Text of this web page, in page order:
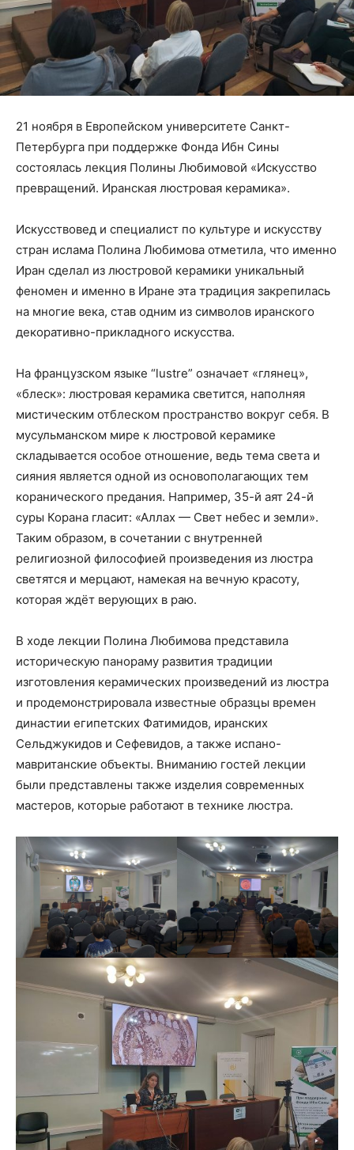
21 ноября в Европейском университете Санкт-
Петербурга при поддержке Фонда Ибн Сины
состоялась лекция Полины Любимовой «Искусство
превращений. Иранская люстровая керамика».
Искусствовед и специалист по культуре и искусству
стран ислама Полина Любимова отметила, что именно
Иран сделал из люстровой керамики уникальный
феномен и именно в Иране эта традиция закрепилась
на многие века, став одним из символов иранского
декоративно-прикладного искусства.
На французском языке “lustre” означает «глянец»,
«блеск»: люстровая керамика светится, наполняя
мистическим отблеском пространство вокруг себя. В
мусульманском мире к люстровой керамике
складывается особое отношение, ведь тема света и
сияния является одной из основополагающих тем
коранического предания. Например, 35-й аят 24-й
суры Корана гласит: «Аллах — Свет небес и земли».
Таким образом, в сочетании с внутренней
религиозной философией произведения из люстра
светятся и мерцают, намекая на вечную красоту,
которая ждёт верующих в раю.
В ходе лекции Полина Любимова представила
историческую панораму развития традиции
изготовления керамических произведений из люстра
и продемонстрировала известные образцы времен
династии египетских Фатимидов, иранских
Сельджукидов и Сефевидов, а также испано-
мавританские объекты. Вниманию гостей лекции
были представлены также изделия современных
мастеров, которые работают в технике люстра.